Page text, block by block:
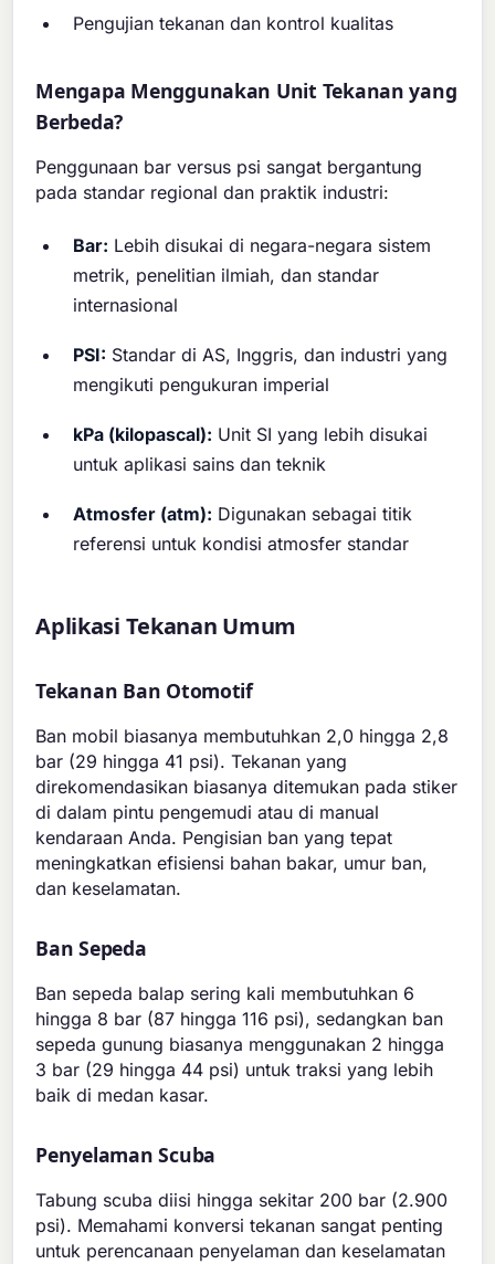
Pengujian tekanan dan kontrol kualitas
Mengapa Menggunakan Unit Tekanan yang
Berbeda?
Penggunaan bar versus psi sangat bergantung
pada standar regional dan praktik industri:
Bar: Lebih disukai di negara-negara sistem
metrik, penelitian ilmiah, dan standar
internasional
PSI: Standar di AS, Inggris, dan industri yang
mengikuti pengukuran imperial
kPa (kilopascal): Unit SI yang lebih disukai
untuk aplikasi sains dan teknik
Atmosfer (atm): Digunakan sebagai titik
referensi untuk kondisi atmosfer standar
Aplikasi Tekanan Umum
Tekanan Ban Otomotif
Ban mobil biasanya membutuhkan 2,0 hingga 2,8
bar (29 hingga 41 psi). Tekanan yang
direkomendasikan biasanya ditemukan pada stiker
di dalam pintu pengemudi atau di manual
kendaraan Anda. Pengisian ban yang tepat
meningkatkan efisiensi bahan bakar, umur ban,
dan keselamatan.
Ban Sepeda
Ban sepeda balap sering kali membutuhkan 6
hingga 8 bar (87 hingga 116 psi), sedangkan ban
sepeda gunung biasanya menggunakan 2 hingga
3 bar (29 hingga 44 psi) untuk traksi yang lebih
baik di medan kasar.
Penyelaman Scuba
Tabung scuba diisi hingga sekitar 200 bar (2.900
psi). Memahami konversi tekanan sangat penting
untuk perencanaan penyelaman dan keselamatan